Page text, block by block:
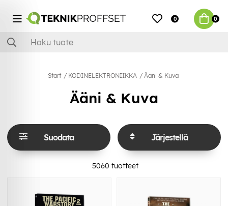
0 0
Start KODINELEKTRONIIKKA Ääni & Kuva
Ääni & Kuva
Suodata Järjestellä
5060 tuotteet